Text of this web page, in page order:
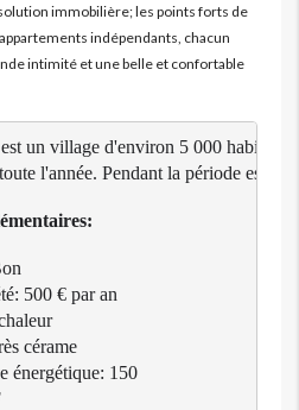
immobilière; les points forts de
indépendants, chacun
intimité et une belle et confortable
un village d'environ 5 000
:
500 € par an
cérame
énergétique: 150